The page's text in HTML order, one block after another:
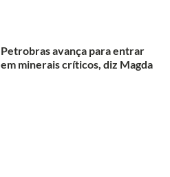
Petrobras avança para entrar
em minerais críticos, diz Magda